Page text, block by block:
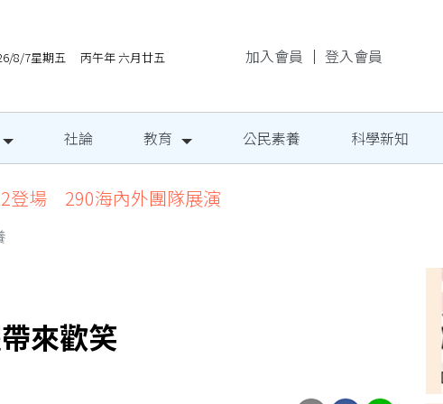
8/7星期五 丙午年 六月廿五 加入會員 ｜ 登入會員
社論 教育 公民素養 科學新知
登場 290海內外團隊展演
來歡笑